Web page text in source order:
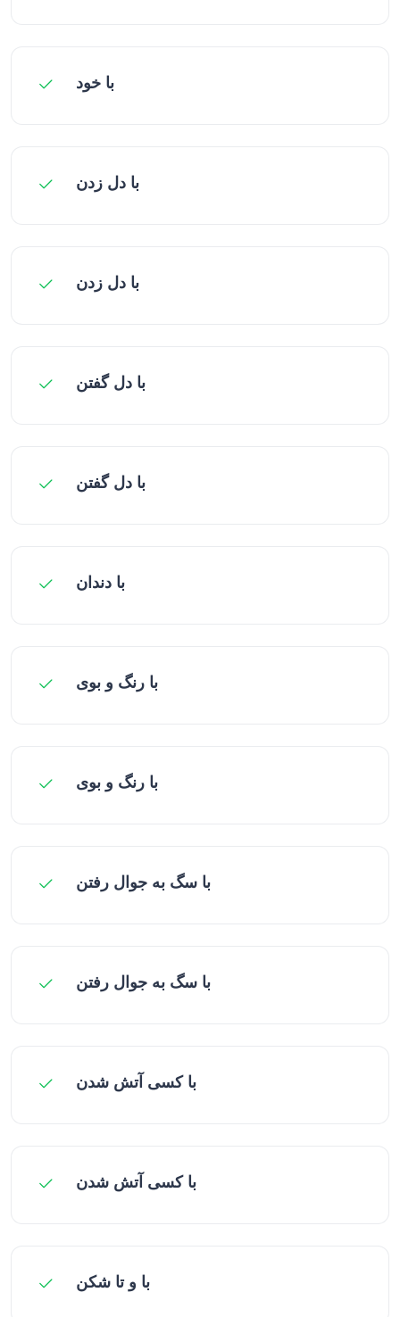
با خود
با دل زدن
با دل زدن
با دل گفتن
با دل گفتن
با دندان
با رنگ و بوی
با رنگ و بوی
با سگ به جوال رفتن
با سگ به جوال رفتن
با کسی آتش شدن
با کسی آتش شدن
با و تا شکن